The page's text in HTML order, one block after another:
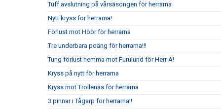
Tuff avslutning på vårsäsongen för herrarna
Nytt kryss för herrarna!
Förlust mot Höör för herrarna
Tre underbara poäng för herrarna!!!
Tung förlust hemma mot Furulund för Herr A!
Kryss på nytt för herrarna
Kryss mot Trollenäs för herrarna
3 pinnar i Tågarp för herrarna!!